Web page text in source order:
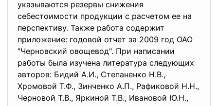
указываются резервы снижения
себестоимости продукции с расчетом ее на
перспективу. Также работа содержит
приложение: годовой отчет за 2009 год ОАО
"Черновский овощевод". При написании
работы была изучена литература следующих
авторов: Бидий А.И., Степаненко Н.В.,
Хромовой Т.Ф., Зинченко А.П., Рафиковой Н.Н.,
Черновой Т.В., Яркиной Т.В., Ивановой Ю.Н.,